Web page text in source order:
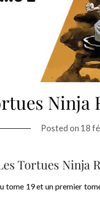
Ninja
Posted on 18
Tortues Ninja
tome 19 et un premier